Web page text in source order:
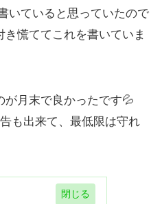
いていると思っていたので
慌ててこれを書いていま
が月末で良かったです💦
も出来て、最低限は守れ